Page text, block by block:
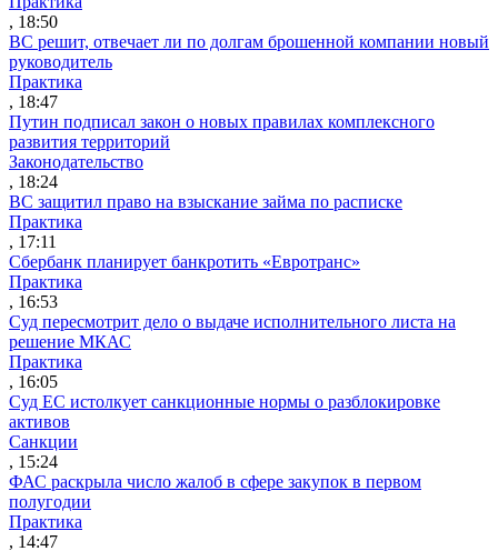
, 18:50
ВС решит, отвечает ли по долгам брошенной компании новый
руководитель
Практика
, 18:47
Путин подписал закон о новых правилах комплексного
развития территорий
Законодательство
, 18:24
ВС защитил право на взыскание займа по расписке
Практика
, 17:11
Сбербанк планирует банкротить «Евротранс»
Практика
, 16:53
Суд пересмотрит дело о выдаче исполнительного листа на
решение МКАС
Практика
, 16:05
Суд ЕС истолкует санкционные нормы о разблокировке
активов
Санкции
, 15:24
ФАС раскрыла число жалоб в сфере закупок в первом
полугодии
Практика
, 14:47